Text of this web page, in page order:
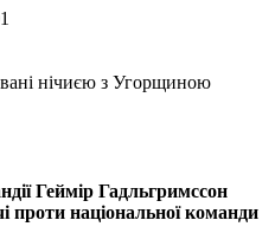
Геймір Гадльгримссон
проти національної команди